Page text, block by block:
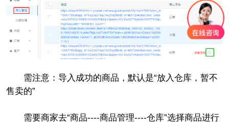
需注意：导入成功的商品，默认是“放入仓库，暂不
售卖的”
需要商家去“商品----商品管理----仓库”选择商品进行